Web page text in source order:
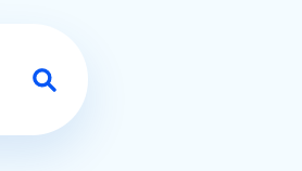
Buscar en el sitio